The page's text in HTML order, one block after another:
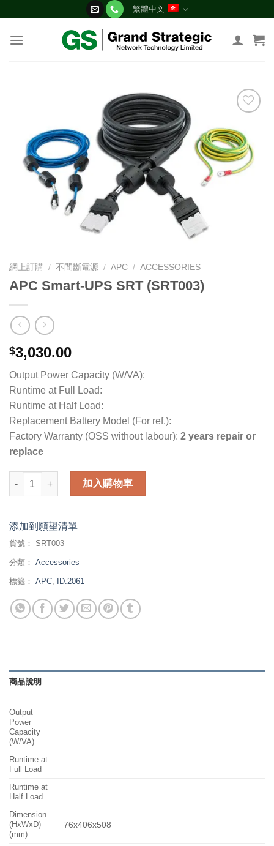
content
繁體中文
到願
望清
單
網上訂購 / 不間斷電源 / APC / ACCESSORIES
APC Smart-UPS SRT (SRT003)
$3,030.00
Output Power Capacity (W/VA):
Runtime at Full Load:
Runtime at Half Load:
Replacement Battery Model (For ref.):
Factory Warranty (OSS without labour): 2 years repair or
replace
APC Smart-UPS SRT (SRT003) 數量
加入購物車
添加到願望清單
貨號： SRT003
分類： Accessories
標籤： APC, ID:2061
商品說明
Output
Power
Capacity
(W/VA)
Runtime at
Full Load
Runtime at
Half Load
Dimension
(HxWxD)
(mm)
76x406x508